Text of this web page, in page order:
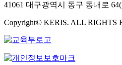
41061 대구광역시 동구 동내로
Copyright© KERIS. ALL RIGHTS